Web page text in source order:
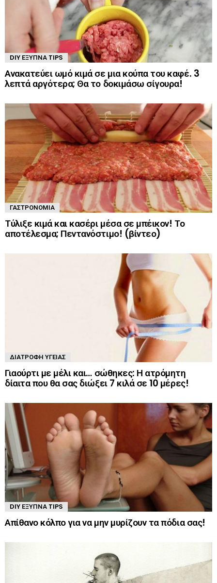
DIY ΈΞΥΠΝΑ TIPS
Ανακατεύει ωμό κιμά σε μια κούπα του καφέ. 3
λεπτά αργότερα; Θα το δοκιμάσω σίγουρα!
ΓΑΣΤΡΟΝΟΜΊΑ
Τύλιξε κιμά και κασέρι μέσα σε μπέικον! Το
αποτέλεσμα; Πεντανόστιμο! (βίντεο)
ΔΙΑΤΡΟΦΉ ΥΓΕΊΑΣ
Γιαούρτι με μέλι και… σώθηκες: Η ατρόμητη
δίαιτα που θα σας διώξει 7 κιλά σε 10 μέρες!
DIY ΈΞΥΠΝΑ TIPS
Απίθανο κόλπο για να μην μυρίζουν τα πόδια σας!